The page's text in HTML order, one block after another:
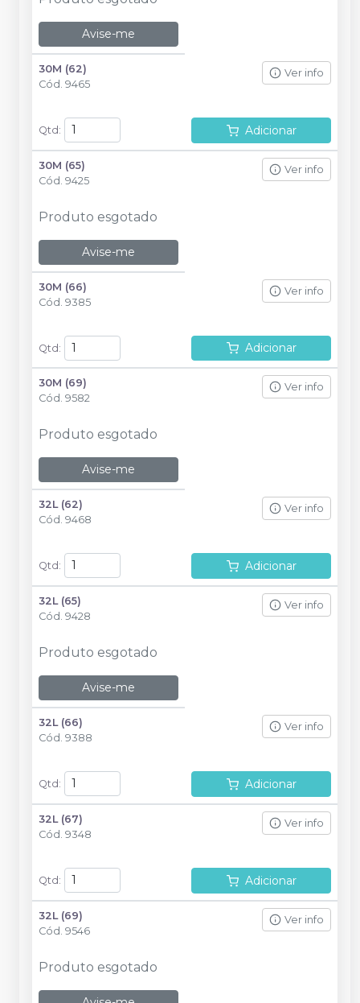
Avise-me
30M (62)
Cód. 9465
Ver info
Qtd : Adicionar
30M (65)
Cód. 9425
Ver info
Produto esgotado
Avise-me
30M (66)
Cód. 9385
Ver info
Qtd: Adicionar
30M (69)
Cód. 9582
Ver info
Produto esgotado
Avise-me
32L (62)
Cód. 9468
Ver info
Qtd : Adicionar
32L (65)
Cód. 9428
Ver info
Produto esgotado
Avise-me
32L (66)
Cód. 9388
Ver info
Qtd : Adicionar
32L (67)
Cód. 9348
Ver info
Qtd : Adicionar
32L (69)
Cód. 9546
Ver info
Produto esgotado